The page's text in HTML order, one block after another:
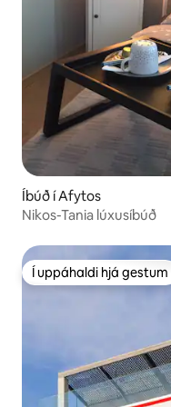
Íbúð í Afytos
Nikos-Tania lúxusíbúð
Í uppáhaldi hjá gestum
Í uppáhaldi hjá gestum